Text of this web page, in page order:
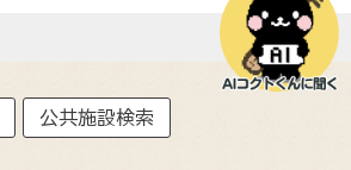
公共施設検索